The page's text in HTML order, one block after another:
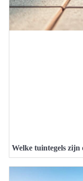
Welke tuintegels